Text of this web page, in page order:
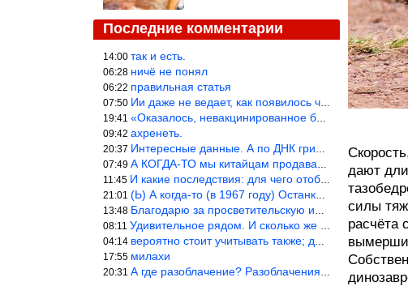
Последние комментарии
14:00 так и есть.
06:28 ничё не понял
06:22 правильная статья
07:50 Ии даже не ведает, как появилось человечество и для чего оно сущ
19:41 «Оказалось, невакцинированное большинство умирает существенно ча
09:42 ахренеть.
20:37 Интересные данные. А по ДНК грибов, бактерий имеются сведения из
07:49 А КОГДА-ТО мы китайцам продавали фуфайки.
11:45 И какие последствия: для чего отобрали? или просто похвастались.
21:01 (Ь) А когда-то (в 1967 году) Останкинская телебашня была самым в
13:48 Благодарю за просветительскую информацию.
08:11 Удивительное рядом. И сколько же ещё открытий готовит Просвещень
04:14 вероятно стоит учитывать также; длительность сна сгущает кровото
17:55 милахи
20:31 А где разоблачение? Разоблачения нет — значит придётся принять к
дают
силы
расчёта